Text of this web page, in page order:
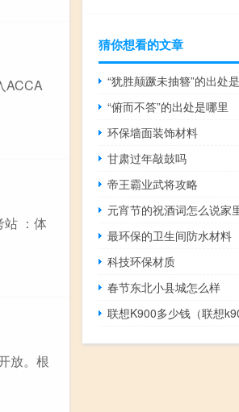
ACCA
站 ：体
放。根
猜你想看的文章
“犹胜颠蹶未抽簪”的出处
“俯而不答”的出处是哪里
环保墙面装饰材料
甘肃过年敲鼓吗
帝王霸业武将攻略
元宵节的祝酒词怎么说家
最环保的卫生间防水材料
科技环保材质
春节东北小县城怎么样
联想K900多少钱（联想